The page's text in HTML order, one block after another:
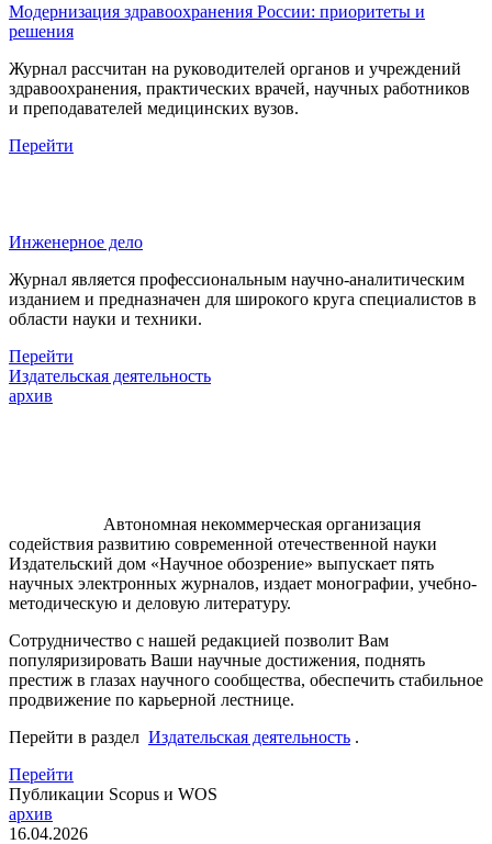
Модернизация здравоохранения России: приоритеты и
решения
Журнал рассчитан на руководителей органов и учреждений
здравоохранения, практических врачей, научных работников
и преподавателей медицинских вузов.
Перейти
Инженерное дело
Журнал является профессиональным научно-аналитическим
изданием и предназначен для широкого круга специалистов в
области науки и техники.
Перейти
Издательская деятельность
архив
Автономная некоммерческая организация
содействия развитию современной отечественной науки
Издательский дом «Научное обозрение» выпускает пять
научных электронных журналов, издает монографии, учебно-
методическую и деловую литературу.
Сотрудничество с нашей редакцией позволит Вам
популяризировать Ваши научные достижения, поднять
престиж в глазах научного сообщества, обеспечить стабильное
продвижение по карьерной лестнице.
Перейти в раздел Издательская деятельность .
Перейти
Публикации Scopus и WOS
архив
16.04.2026